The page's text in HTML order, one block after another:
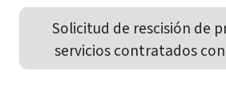
Solicitud de rescisión de
servicios contratados